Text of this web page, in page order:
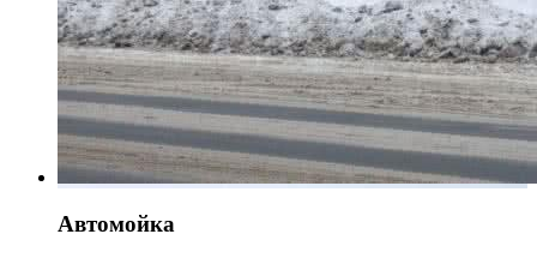
Автомойка